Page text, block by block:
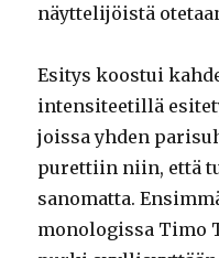
näyttelijöistä
Esitys koostui
intensiteetillä
joissa yhden
purettiin niin, että
sanomatta.
monologissa Timo